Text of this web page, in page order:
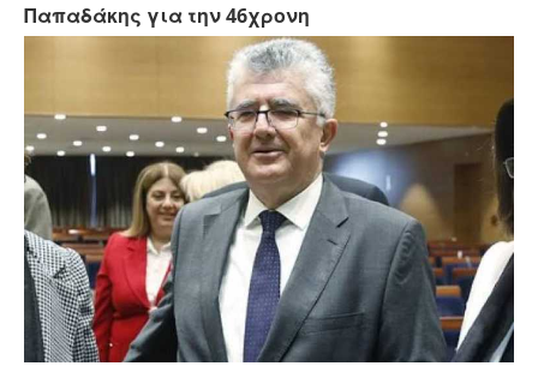
Παπαδάκης για την 46χρονη